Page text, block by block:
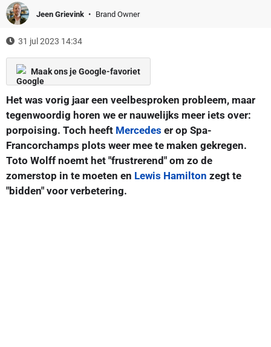
Jeen Grievink Brand Owner
31 jul 2023 14:34
Maak ons je Google-favoriet
Het was vorig jaar een veelbesproken probleem, maar
tegenwoordig horen we er nauwelijks meer iets over:
porpoising. Toch heeft Mercedes er op Spa-
Francorchamps plots weer mee te maken gekregen.
Toto Wolff noemt het "frustrerend" om zo de
zomerstop in te moeten en Lewis Hamilton zegt te
"bidden" voor verbetering.